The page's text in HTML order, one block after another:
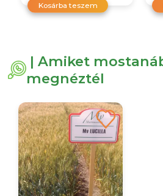
Kosárba teszem
| Amiket
megnéztél